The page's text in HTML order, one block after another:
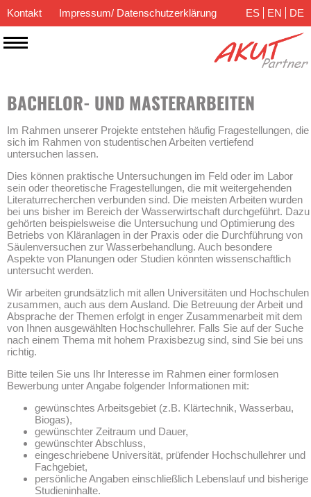
Kontakt Impressum/ Datenschutzerklärung ES EN DE
BACHELOR- UND MASTERARBEITEN
Im Rahmen unserer Projekte entstehen häufig Fragestellungen, die
sich im Rahmen von studentischen Arbeiten vertiefend
untersuchen lassen.
Dies können praktische Untersuchungen im Feld oder im Labor
sein oder theoretische Fragestellungen, die mit weitergehenden
Literaturrecherchen verbunden sind. Die meisten Arbeiten wurden
bei uns bisher im Bereich der Wasserwirtschaft durchgeführt. Dazu
gehörten beispielsweise die Untersuchung und Optimierung des
Betriebs von Kläranlagen in der Praxis oder die Durchführung von
Säulenversuchen zur Wasserbehandlung. Auch besondere
Aspekte von Planungen oder Studien könnten wissenschaftlich
untersucht werden.
Wir arbeiten grundsätzlich mit allen Universitäten und Hochschulen
zusammen, auch aus dem Ausland. Die Betreuung der Arbeit und
Absprache der Themen erfolgt in enger Zusammenarbeit mit dem
von Ihnen ausgewählten Hochschullehrer. Falls Sie auf der Suche
nach einem Thema mit hohem Praxisbezug sind, sind Sie bei uns
richtig.
Bitte teilen Sie uns Ihr Interesse im Rahmen einer formlosen
Bewerbung unter Angabe folgender Informationen mit:
gewünschtes Arbeitsgebiet (z.B. Klärtechnik, Wasserbau,
Biogas),
gewünschter Zeitraum und Dauer,
gewünschter Abschluss,
eingeschriebene Universität, prüfender Hochschullehrer und
Fachgebiet,
persönliche Angaben einschließlich Lebenslauf und bisherige
Studieninhalte.